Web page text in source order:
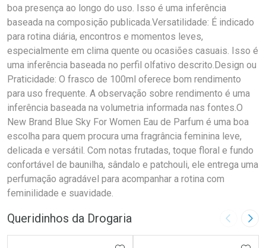
boa presença ao longo do uso. Isso é uma inferência
baseada na composição publicada.Versatilidade: É indicado
para rotina diária, encontros e momentos leves,
especialmente em clima quente ou ocasiões casuais. Isso é
uma inferência baseada no perfil olfativo descrito.Design ou
Praticidade: O frasco de 100ml oferece bom rendimento
para uso frequente. A observação sobre rendimento é uma
inferência baseada na volumetria informada nas fontes.O
New Brand Blue Sky For Women Eau de Parfum é uma boa
escolha para quem procura uma fragrância feminina leve,
delicada e versátil. Com notas frutadas, toque floral e fundo
confortável de baunilha, sândalo e patchouli, ele entrega uma
perfumação agradável para acompanhar a rotina com
feminilidade e suavidade.
Queridinhos da Drogaria Imagem